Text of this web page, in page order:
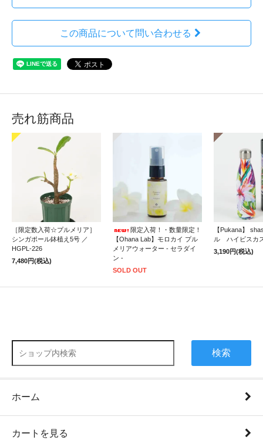
この商品について問い合わせる
売れ筋商品
［限定数入荷☆プルメリア］
シンガポール鉢植え5号 ／
HGPL-226
7,480円(税込)
限定入荷！・数量限定！
【Ohana Lab】モロカイ プル
メリアウォーター - セラダイ
ン -
SOLD OUT
【Pukana】
ル ハイビスカ
3,190円(税込)
検索
ホーム
カートを見る